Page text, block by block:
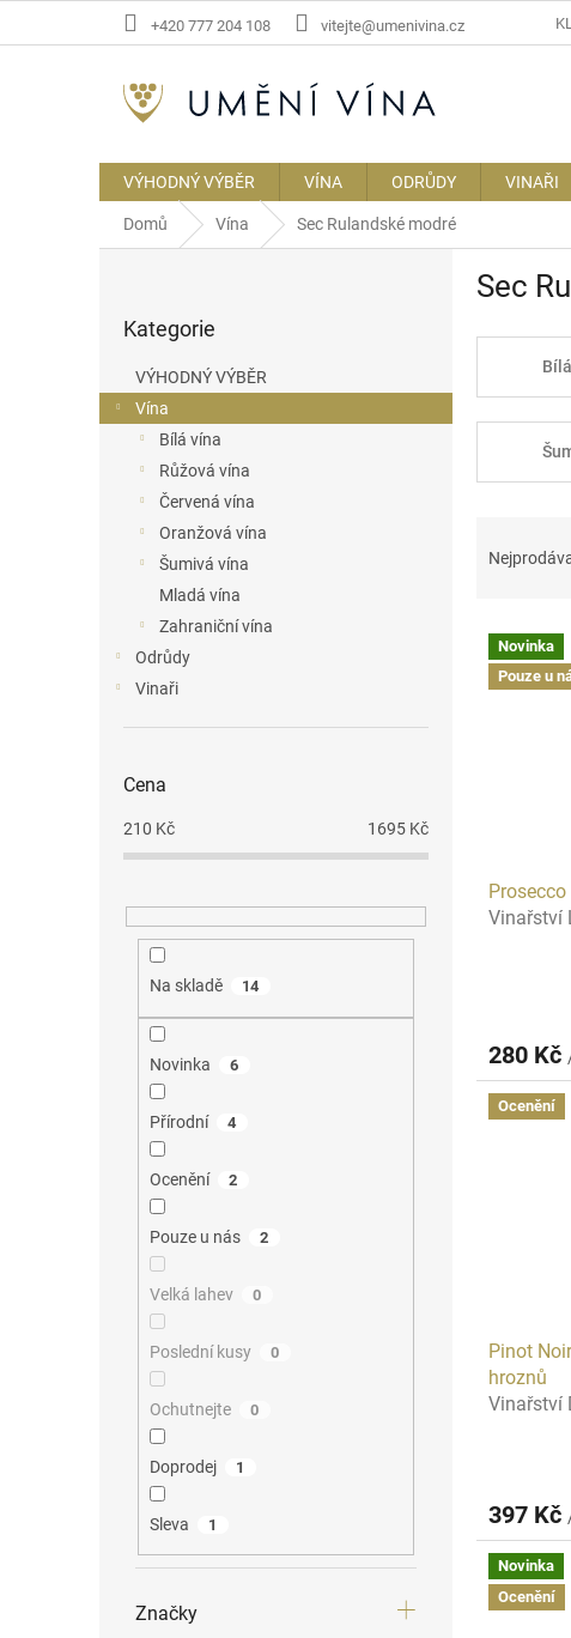
+420 777 204 108 vitejte@umenivina.cz
VÝHODNÝ VÝBĚR VÍNA ODRŮDY VINAŘI
Domů Vína Sec Rulandské modré
a
n
kategorie
Kategorie
VÝHODNÝ VÝBĚR
Vína
Bílá vína
Růžová vína
Červená vína
Oranžová vína
Šumivá vína
Mladá vína
Zahraniční vína
Odrůdy
Vinaři
Cena
210 Kč 1695 Kč
Na skladě 14
Novinka 6
Přírodní 4
Ocenění 2
Pouze u nás 2
Velká lahev 0
Poslední kusy 0
Ochutnejte 0
Doprodej 1
Sleva 1
Značky
Sec
V Novinka
Pouze u
Prosecco
Vinařství
280 Kč
Ocenění
Pinot
hroznů
Vinařství
397 Kč
Novinka
Ocenění